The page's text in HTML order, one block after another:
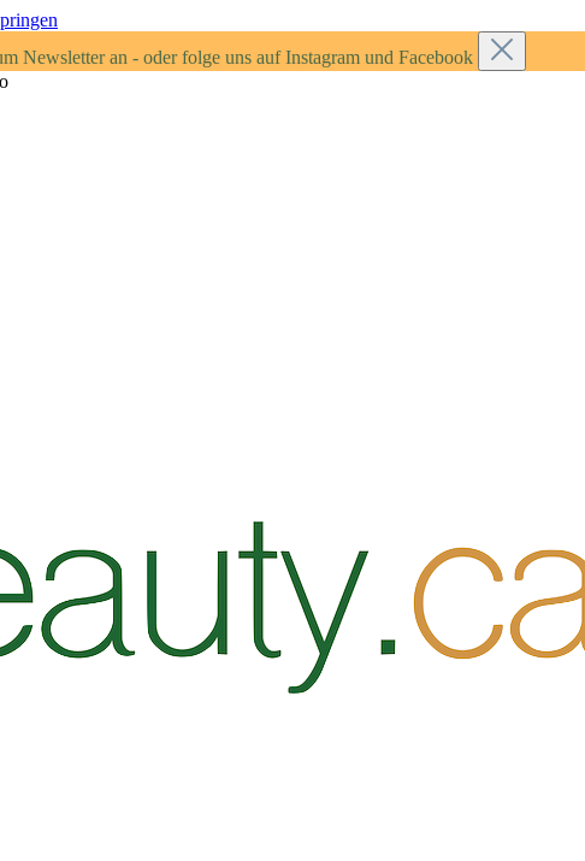
Newsletter an - oder folge uns auf Instagram und Facebook